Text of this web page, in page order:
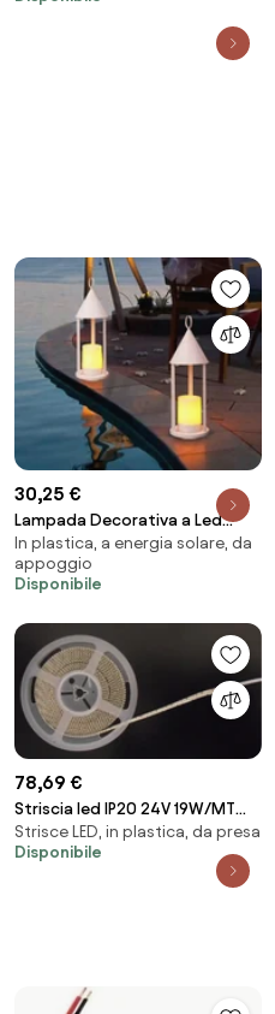
30,25 €
Lampada Decorativa a Led
Solare
In plastica, a energia solare, da
appoggio
Disponibile
78,69 €
Striscia led IP20 24V 19W/MT
3528 3200K
Strisce LED, in plastica, da presa
Disponibile